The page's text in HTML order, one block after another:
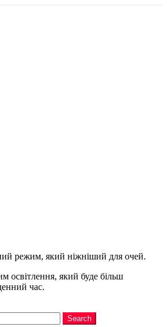
режим, який ніжніший для очей.
освітлення, який буде більш
час.
Search